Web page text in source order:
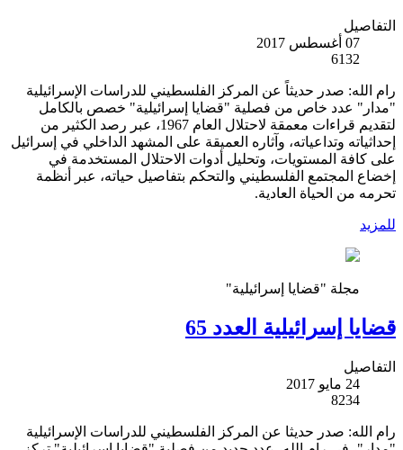
التفاصيل
07 أغسطس 2017
6132
رام الله: صدر حديثاً عن المركز الفلسطيني للدراسات الإسرائيلية
"مدار" عدد خاص من فصلية "قضايا إسرائيلية" خصص بالكامل
لتقديم قراءات معمقة لاحتلال العام 1967، عبر رصد الكثير من
إحداثياته وتداعياته، وآثاره العميقة على المشهد الداخلي في إسرائيل
على كافة المستويات، وتحليل أدوات الاحتلال المستخدمة في
إخضاع المجتمع الفلسطيني والتحكم بتفاصيل حياته، عبر أنظمة
تحرمه من الحياة العادية.
للمزيد
مجلة "قضايا إسرائيلية"
قضايا إسرائيلية العدد 65
التفاصيل
24 مايو 2017
8234
رام الله: صدر حديثا عن المركز الفلسطيني للدراسات الإسرائيلية